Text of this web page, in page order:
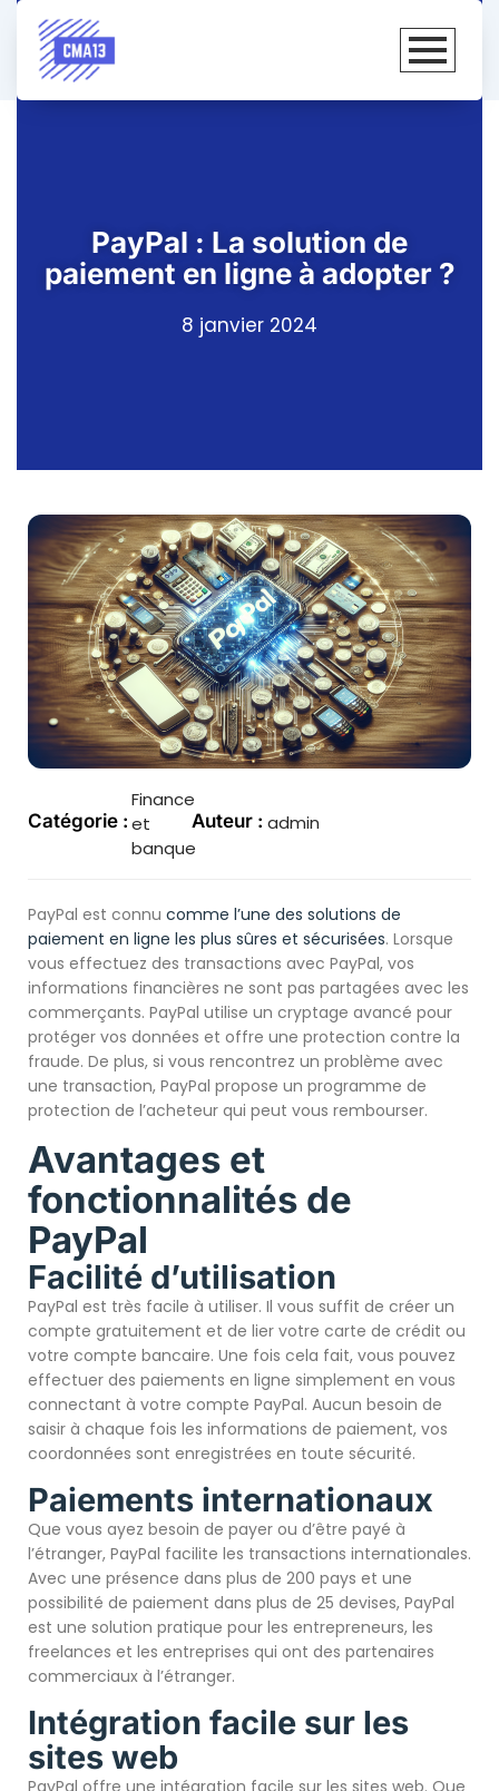
PayPal : La solution de
paiement en ligne à adopter ?
8 janvier 2024
Catégorie :
Finance
et
banque
Auteur : admin
PayPal est connu comme l’une des solutions de
paiement en ligne les plus sûres et sécurisées. Lorsque
vous effectuez des transactions avec PayPal, vos
informations financières ne sont pas partagées avec les
commerçants. PayPal utilise un cryptage avancé pour
protéger vos données et offre une protection contre la
fraude. De plus, si vous rencontrez un problème avec
une transaction, PayPal propose un programme de
protection de l’acheteur qui peut vous rembourser.
Avantages et
fonctionnalités de
PayPal
Facilité d’utilisation
PayPal est très facile à utiliser. Il vous suffit de créer un
compte gratuitement et de lier votre carte de crédit ou
votre compte bancaire. Une fois cela fait, vous pouvez
effectuer des paiements en ligne simplement en vous
connectant à votre compte PayPal. Aucun besoin de
saisir à chaque fois les informations de paiement, vos
coordonnées sont enregistrées en toute sécurité.
Paiements internationaux
Que vous ayez besoin de payer ou d’être payé à
l’étranger, PayPal facilite les transactions internationales.
Avec une présence dans plus de 200 pays et une
possibilité de paiement dans plus de 25 devises, PayPal
est une solution pratique pour les entrepreneurs, les
freelances et les entreprises qui ont des partenaires
commerciaux à l’étranger.
Intégration facile sur les
sites web
PayPal offre une intégration facile sur les sites web. Que